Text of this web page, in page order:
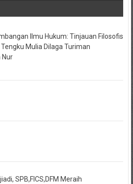
Ilmu Hukum: Tinjauan Filosofis
Mulia Dilaga Turiman
Nur
SPB,FICS,DFM Meraih